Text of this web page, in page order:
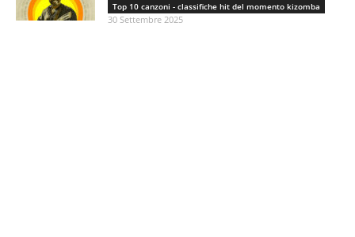
Top 10 canzoni - classifiche hit del momento kizomba
30 Settembre 2025